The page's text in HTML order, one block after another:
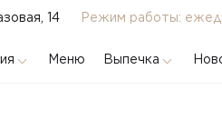
14 Режим работы:
Меню Выпечка